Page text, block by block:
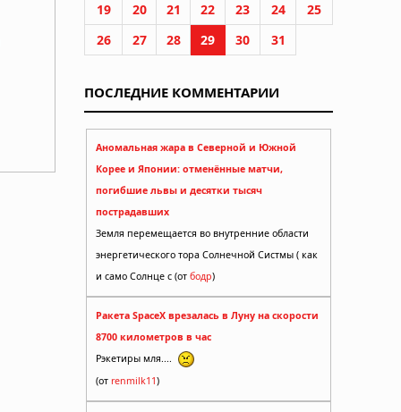
19
20 21 22 23 24
25
26
27 28 29 30 31
ПОСЛЕДНИЕ КОММЕНТАРИИ
Аномальная жара в Северной и Южной
Корее и Японии: отменённые матчи,
погибшие львы и десятки тысяч
пострадавших
Земля перемещается во внутренние области
энергетического тора Солнечной Систмы ( как
и само Солнце с (от бодр)
Ракета SpaceX врезалась в Луну на скорости
8700 километров в час
Рэкетиры мля....
(от renmilk11)